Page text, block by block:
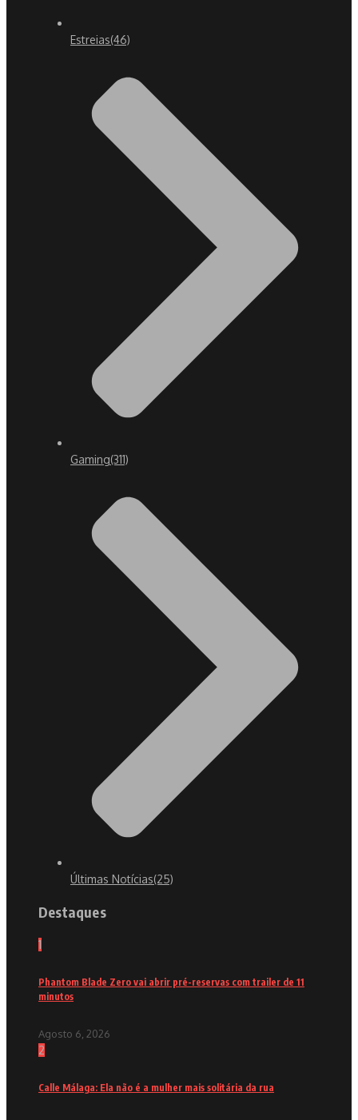
Estreias(46)
Gaming(311)
Últimas Notícias(25)
Destaques
1
Phantom Blade Zero vai abrir pré-reservas com trailer de 11
minutos
Agosto 6, 2026
2
Calle Málaga: Ela não é a mulher mais solitária da rua